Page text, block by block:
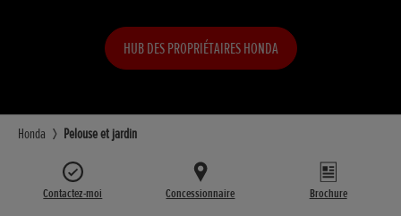
HUB DES PROPRIÉTAIRES HONDA
Honda Pelouse et jardin
Contactez-moi Concessionnaire Brochure